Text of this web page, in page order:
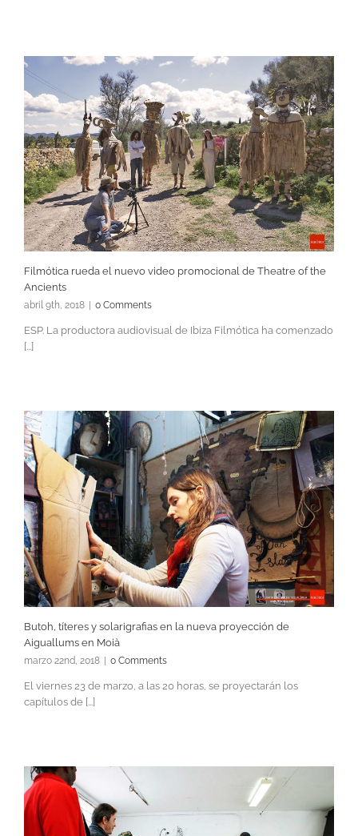
Filmótica rueda el nuevo video promocional de Theatre of the
Ancients
abril 9th, 2018 0 Comments
ESP. La productora audiovisual de Ibiza Filmótica ha comenzado
[...]
Butoh, títeres y solarigrafias en la nueva proyección de
Aiguallums en Moià
marzo 22nd, 2018 | 0 Comments
El viernes 23 de marzo, a las 20 horas, se proyectarán los
capítulos de [...]